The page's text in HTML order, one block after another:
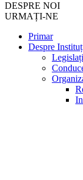
DESPRE NOI
URMAȚI-NE
Primar
Despre